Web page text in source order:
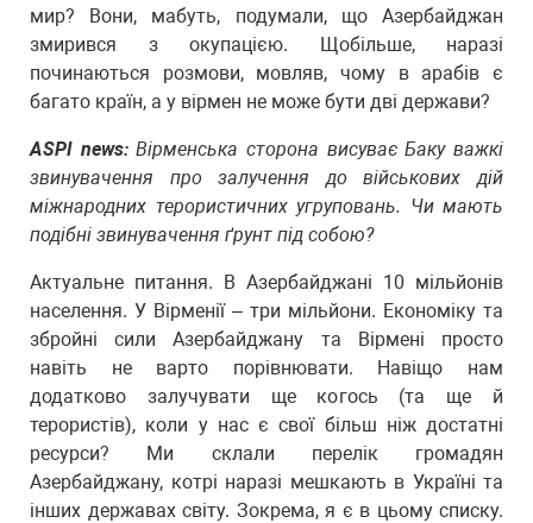
мир? Вони, мабуть, подумали, що Азербайджан
змирився з окупацією. Щобільше, наразі
починаються розмови, мовляв, чому в арабів є
багато країн, а у вірмен не може бути дві держави?
ASPI news:Вірменська сторона висуває Баку важкі
звинувачення про залучення до військових дій
міжнародних терористичних угруповань. Чи мають
подібні звинувачення ґрунт під собою?
Актуальне питання. В Азербайджані 10 мільйонів
населення. У Вірменії – три мільйони. Економіку та
збройні сили Азербайджану та Вірмені просто
навіть не варто порівнювати. Навіщо нам
додатково залучувати ще когось (та ще й
терористів), коли у нас є свої більш ніж достатні
ресурси? Ми склали перелік громадян
Азербайджану, котрі наразі мешкають в Україні та
інших державах світу. Зокрема, я є в цьому списку.